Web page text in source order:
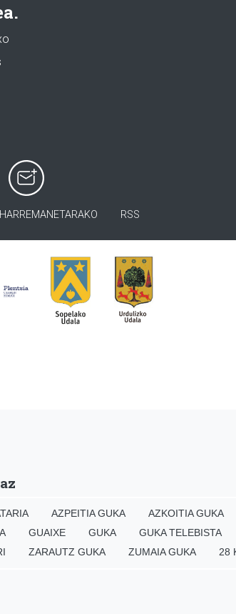
HARREMANETARAKO RSS
AZPEITIA GUKA AZKOITIA GUKA
GUAIXE GUKA GUKA TELEBISTA
ZARAUTZ GUKA ZUMAIA GUKA 28